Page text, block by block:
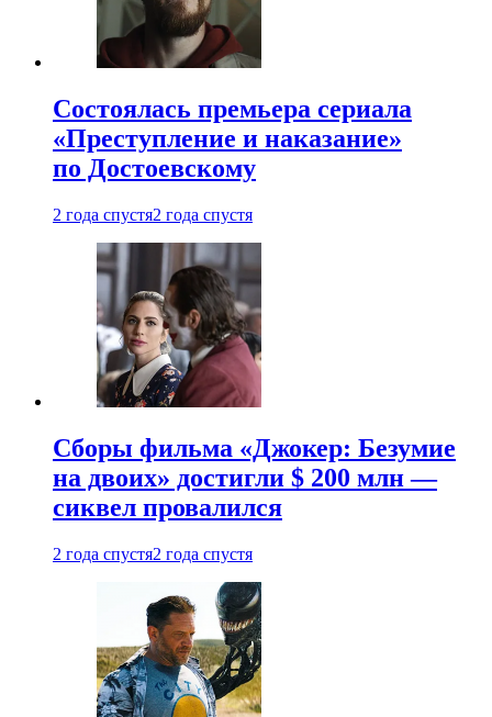
Состоялась премьера сериала
«Преступление и наказание»
по Достоевскому
2 года спустя2 года спустя
Сборы фильма «Джокер: Безумие
на двоих» достигли $ 200 млн —
сиквел провалился
2 года спустя2 года спустя